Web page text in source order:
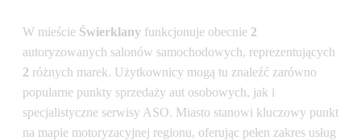
W mieście Świerklany funkcjonuje obecnie 2
autoryzowanych salonów samochodowych, reprezentujących
2 różnych marek. Użytkownicy mogą tu znaleźć zarówno
popularne punkty sprzedaży aut osobowych, jak i
specjalistyczne serwisy ASO. Miasto stanowi kluczowy punkt
na mapie motoryzacyjnej regionu, oferując pełen zakres usług